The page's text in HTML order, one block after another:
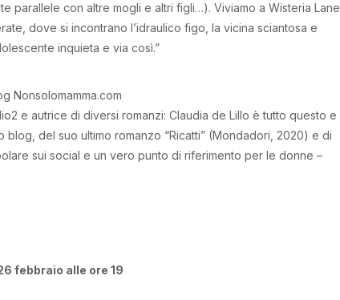
parallele con altre mogli e altri figli…). Viviamo a Wisteria Lane
dove si incontrano l’idraulico figo, la vicina sciantosa e
inquieta e via così.”
Nonsolomamma.com
e autrice di diversi romanzi: Claudia de Lillo è tutto questo e
del suo ultimo romanzo “Ricatti” (Mondadori, 2020) e di
sui social e un vero punto di riferimento per le donne –
febbraio alle ore 19